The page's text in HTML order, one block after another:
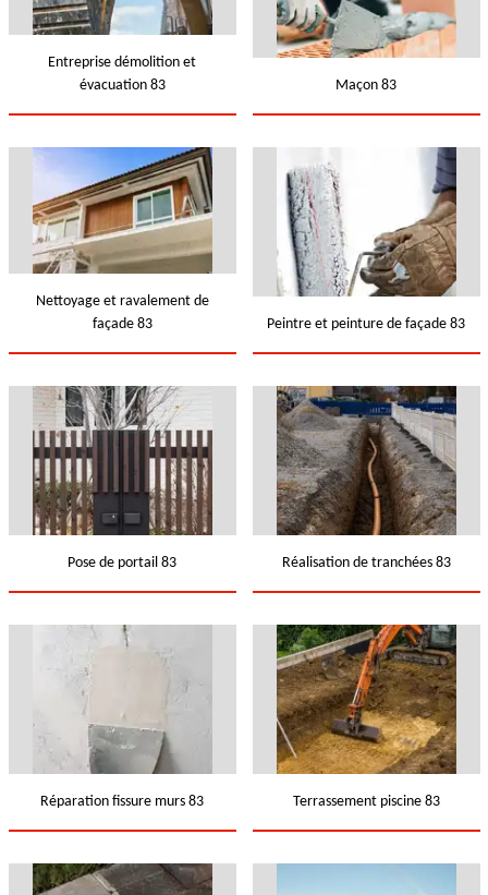
Entreprise démolition et
évacuation 83
Maçon 83
Nettoyage et ravalement de
façade 83
Peintre et peinture de façade 83
Pose de portail 83 Réalisation de tranchées 83
Réparation fissure murs 83 Terrassement piscine 83